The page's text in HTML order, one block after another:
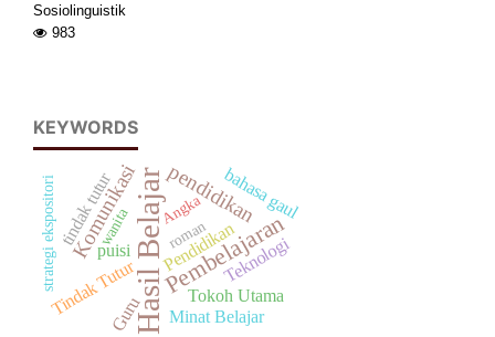
Sosiolinguistik
983
KEYWORDS
Hasil BelajarPembelajaran
pendidikan
Komunikasi
Tindak Tutur Tokoh Utama
bahasa gaul
tindak tutur Pendidikan
puisi
Guru
Teknologi
Minat Belajar
roman
strategi ekspositori Angka
wanita